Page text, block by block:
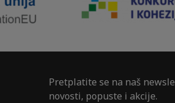
Pretplatite se na naš
novosti, popuste i akcije.